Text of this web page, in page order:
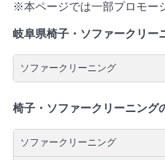
※本ページでは一部プロモー
岐阜県椅子・ソファークリー
ソファークリーニング
椅子・ソファークリーニング
ソファークリーニング